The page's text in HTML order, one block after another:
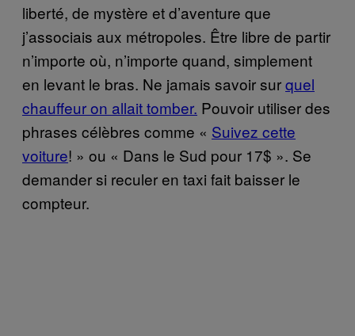
liberté, de mystère et d’aventure que
j’associais aux métropoles. Être libre de partir
n’importe où, n’importe quand, simplement
en levant le bras. Ne jamais savoir surquel
chauffeur on allait tomber. Pouvoir utiliser des
phrases célèbres comme « Suivez cette
voiture! » ou « Dans le Sud pour 17$ ». Se
demander si reculer en taxi fait baisser le
compteur.